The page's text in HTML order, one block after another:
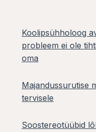
Koolipsühholoog
probleem ei ole
oma
Majandussurutise
tervisele
Soostereotüübid